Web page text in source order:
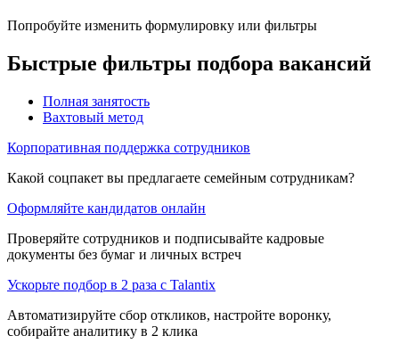
Попробуйте изменить формулировку или фильтры
Быстрые фильтры подбора вакансий
Полная занятость
Вахтовый метод
Корпоративная поддержка сотрудников
Какой соцпакет вы предлагаете семейным сотрудникам?
Оформляйте кандидатов онлайн
Проверяйте сотрудников и подписывайте кадровые
документы без бумаг и личных встреч
Ускорьте подбор в 2 раза с Talantix
Автоматизируйте сбор откликов, настройте воронку,
собирайте аналитику в 2 клика